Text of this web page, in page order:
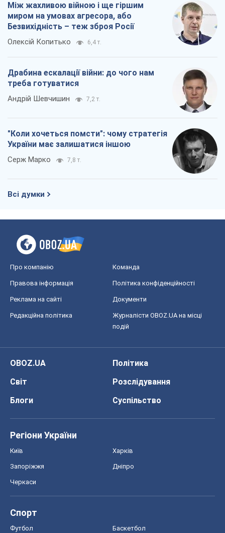
Між жахливою війною і ще гіршим
миром на умовах агресора, або
Безвихідність – теж зброя Росії
Олексій Копитько 6,4 т.
Драбина ескалації війни: до чого нам
треба готуватися
Андрій Шевчишин 7,2 т.
"Коли хочеться помсти": чому стратегія
України має залишатися іншою
Серж Марко 7,8 т.
Всі думки
Про компанію Команда
Правова інформація Політика конфіденційності
Реклама на сайті Документи
Редакційна політика
Журналісти OBOZ.UA на місці
подій
OBOZ.UA
Політика
Світ
Розслідування
Блоги
Суспільство
Регіони України
Київ Харків
Запоріжжя Дніпро
Черкаси
Спорт
Футбол Баскетбол